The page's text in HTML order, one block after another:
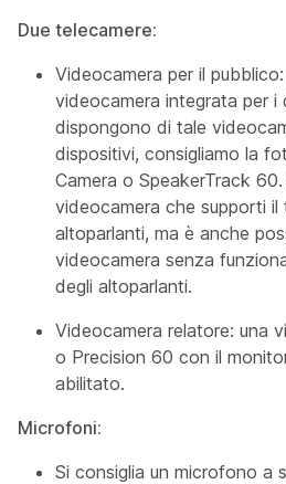
Due telecamere:
Videocamera per il
videocamera integrata per i
dispongono di tale
dispositivi, consigliamo la
Camera o SpeakerTrack
videocamera che supporti il
altoparlanti, ma è anche
videocamera senza
degli altoparlanti.
Videocamera relatore: una
o Precision 60 con il
abilitato.
Microfoni:
Si consiglia un microfono a